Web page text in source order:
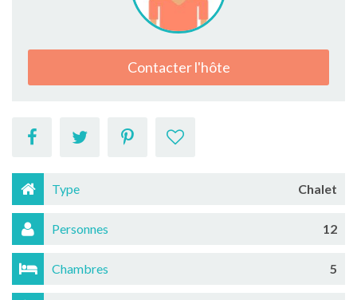
Contacter l'hôte
Type Chalet
Personnes 12
Chambres 5